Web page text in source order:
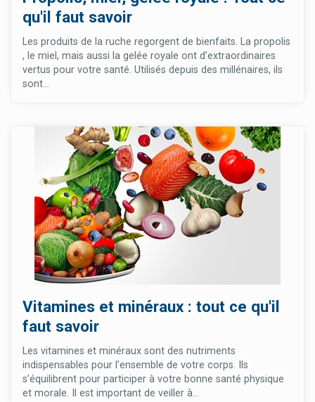
qu'il faut savoir
Les produits de la ruche regorgent de bienfaits. La propolis
, le miel, mais aussi la gelée royale ont d’extraordinaires
vertus pour votre santé. Utilisés depuis des millénaires, ils
sont...
Vitamines et minéraux : tout ce qu'il
faut savoir
Les vitamines et minéraux sont des nutriments
indispensables pour l’ensemble de votre corps. Ils
s’équilibrent pour participer à votre bonne santé physique
et morale. Il est important de veiller à...